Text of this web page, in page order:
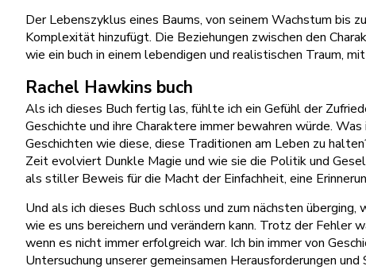
Der Lebenszyklus eines Baums, von seinem Wachstum bis
Komplexität hinzufügt. Die Beziehungen zwischen den
wie ein buch in einem lebendigen und realistischen Traum,
Rachel Hawkins buch
Als ich dieses Buch fertig las, fühlte ich ein Gefühl der
Geschichte und ihre Charaktere immer bewahren würde.
Geschichten wie diese, diese Traditionen am Leben zu
Zeit evolviert Dunkle Magie und wie sie die Politik und
als stiller Beweis für die Macht der Einfachheit, eine
Und als ich dieses Buch schloss und zum nächsten
wie es uns bereichern und verändern kann. Trotz der
wenn es nicht immer erfolgreich war. Ich bin immer von
Untersuchung unserer gemeinsamen Herausforderungen und